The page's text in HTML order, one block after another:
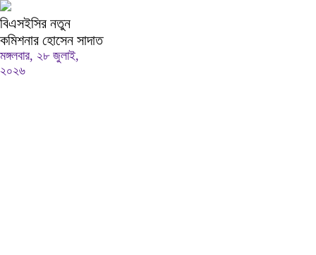
বিএসইসির নতুন
কমিশনার হোসেন সাদাত
মঙ্গলবার, ২৮ জুলাই,
২০২৬